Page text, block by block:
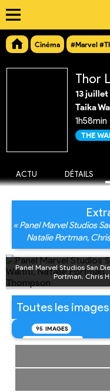
Cinéma #Marvel
Thor
13 juillet
Taika
1h58min
THE
ACTU DÉTAILS
« Panel Marvel Studios
Natalie Portman,
Panel Marvel Studios San
Portman, Chris
Toutes les
95 IMAGES